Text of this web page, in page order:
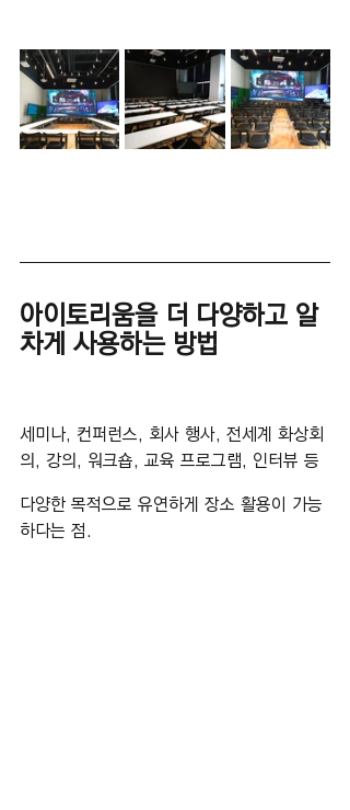
아이토리움을 더 다양하고 알
차게 사용하는 방법
세미나, 컨퍼런스, 회사 행사, 전세계 화상회
의, 강의, 워크숍, 교육 프로그램, 인터뷰 등
다양한 목적으로 유연하게 장소 활용이 가능
하다는 점.